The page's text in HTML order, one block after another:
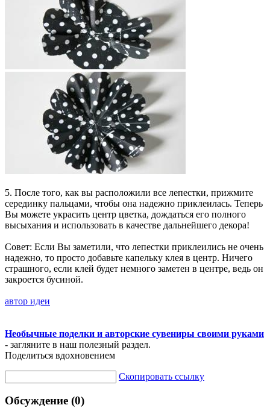
5. После того, как вы расположили все лепестки, прижмите
серединку пальцами, чтобы она надежно приклеилась. Теперь
Вы можете украсить центр цветка, дождаться его полного
высыхания и использовать в качестве дальнейшего декора!
Совет: Если Вы заметили, что лепестки приклеились не очень
надежно, то просто добавьте капельку клея в центр. Ничего
страшного, если клей будет немного заметен в центре, ведь он
закроется бусиной.
автор идеи
Необычные поделки и авторские сувениры своими руками
- загляните в наш полезный раздел.
Поделиться вдохновением
Скопировать ссылку
Обсуждение (0)